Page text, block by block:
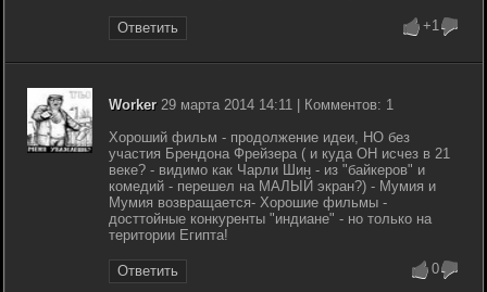
Ответить +1
Worker29 марта 2014 14:11 | Комментов: 1
Хороший фильм - продолжение идеи, НО без
участия Брендона Фрейзера ( и куда ОН исчез в 21
веке? - видимо как Чарли Шин - из "байкеров" и
комедий - перешел на МАЛЫЙ экран?) - Мумия и
Мумия возвращается- Хорошие фильмы -
досттойные конкуренты "индиане" - но только на
територии Египта!
Ответить 0